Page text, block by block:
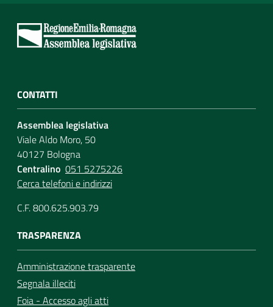
CONTATTI
Assemblea legislativa
Viale Aldo Moro, 50
40127 Bologna
Centralino 051 5275226
Cerca telefoni e indirizzi
C.F. 800.625.903.79
TRASPARENZA
Amministrazione trasparente
Segnala illeciti
Foia - Accesso agli atti